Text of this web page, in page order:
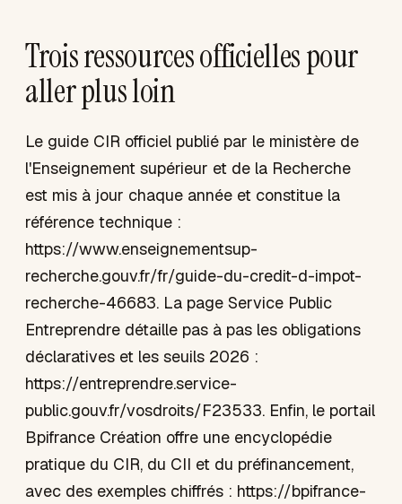
Trois ressources officielles pour
aller plus loin
Le guide CIR officiel publié par le ministère de
l'Enseignement supérieur et de la Recherche
est mis à jour chaque année et constitue la
référence technique :
https://www.enseignementsup-
recherche.gouv.fr/fr/guide-du-credit-d-impot-
recherche-46683. La page Service Public
Entreprendre détaille pas à pas les obligations
déclaratives et les seuils 2026 :
https://entreprendre.service-
public.gouv.fr/vosdroits/F23533. Enfin, le portail
Bpifrance Création offre une encyclopédie
pratique du CIR, du CII et du préfinancement,
avec des exemples chiffrés : https://bpifrance-